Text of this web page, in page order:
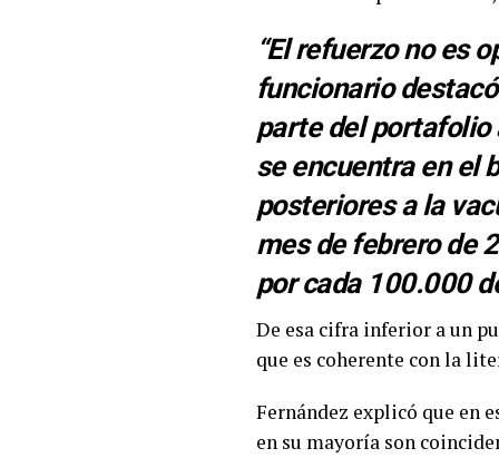
“El refuerzo no es
funcionario
parte del portafolio
se encuentra en el
posteriores a la
mes de febrero de
por cada 100.000
De esa cifra inferior a un
que es coherente con la
Fernández explicó que en
en su mayoría son